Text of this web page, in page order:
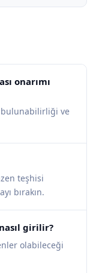
onarımı
bulunabilirliği ve
teşhisi
bırakın.
girilir?
olabileceği